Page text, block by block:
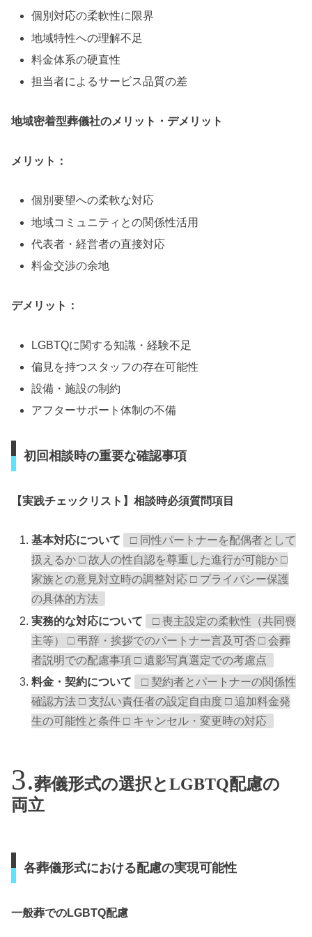
個別対応の柔軟性に限界
地域特性への理解不足
料金体系の硬直性
担当者によるサービス品質の差
地域密着型葬儀社のメリット・デメリット
メリット：
個別要望への柔軟な対応
地域コミュニティとの関係性活用
代表者・経営者の直接対応
料金交渉の余地
デメリット：
LGBTQに関する知識・経験不足
偏見を持つスタッフの存在可能性
設備・施設の制約
アフターサポート体制の不備
初回相談時の重要な確認事項
【実践チェックリスト】相談時必須質問項目
基本対応について
□ 同性パートナーを配偶者として
扱えるか □ 故人の性自認を尊重した進行が可能か □
家族との意見対立時の調整対応 □ プライバシー保護
の具体的方法
実務的な対応について
□ 喪主設定の柔軟性（共同喪
主等） □ 弔辞・挨拶でのパートナー言及可否 □ 会葬
者説明での配慮事項 □ 遺影写真選定での考慮点
料金・契約について
□ 契約者とパートナーの関係性
確認方法 □ 支払い責任者の設定自由度 □ 追加料金発
生の可能性と条件 □ キャンセル・変更時の対応
葬儀形式の選択とLGBTQ配慮の
両立
各葬儀形式における配慮の実現可能性
一般葬でのLGBTQ配慮